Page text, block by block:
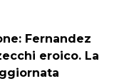
Fernandez
eroico. La